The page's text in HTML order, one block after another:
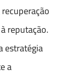
reputação.
estratégia
a